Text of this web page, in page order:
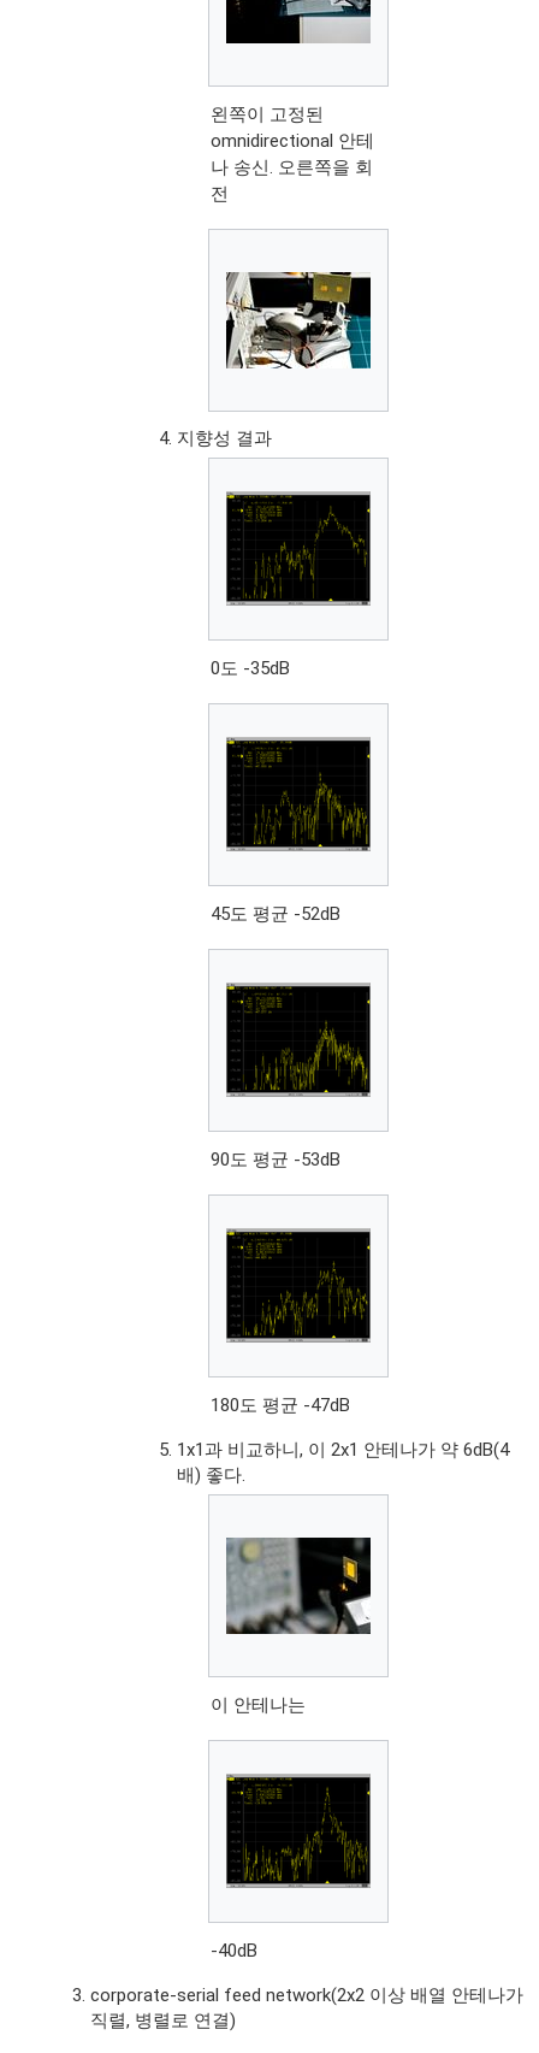
왼쪽이 고정된
omnidirectional 안테
나 송신. 오른쪽을 회
전
지향성 결과
0도 -35dB
45도 평균 -52dB
90도 평균 -53dB
180도 평균 -47dB
1x1과 비교하니, 이 2x1 안테나가 약 6dB(4
배) 좋다.
이 안테나는
-40dB
corporate-serial feed network(2x2 이상 배열 안테나가
직렬, 병렬로 연결)